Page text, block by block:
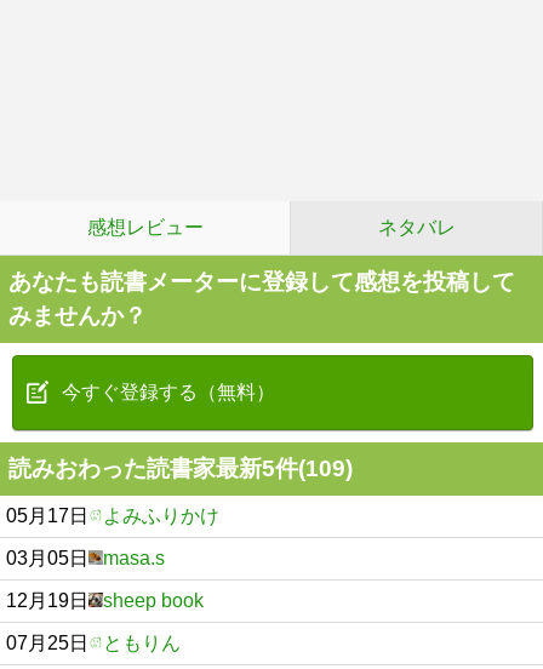
感想レビュー ネタバレ
あなたも読書メーターに登録して感想を投稿して
みませんか？
今すぐ登録する（無料）
読みおわった読書家最新5件(109)
05月17日 よみふりかけ
03月05日 masa.s
12月19日 sheep book
07月25日 ともりん